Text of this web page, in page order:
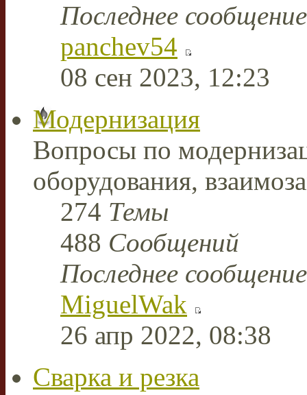
Последнее сообщение
panchev54
08 сен 2023, 12:23
Модернизация
Вопросы по
оборудования,
274 Темы
488 Сообщений
Последнее сообщение
MiguelWak
26 апр 2022, 08:38
Сварка и резка